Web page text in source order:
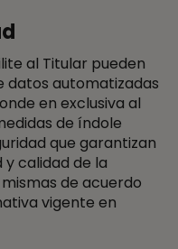
al Titular pueden
datos automatizadas
en exclusiva al
de índole
que garantizan
calidad de la
de acuerdo
vigente en